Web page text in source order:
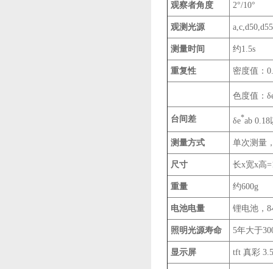
观察者角度 2°/10°
观测光源
测量时间 约1.5s
重复性 密度值：
色度值：
台间差 δe*ab
测量方式 单次测量
尺寸 长x宽x高
重量 约600g
电池电量 锂电池，8
照明光源寿命 5年大于
显示屏 tft 真彩